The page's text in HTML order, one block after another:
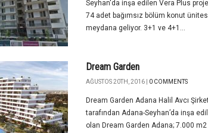
Seyhan'da inşa edilen Vera Plus
74 adet bağımsız bölüm konut
meydana geliyor. 3+1 ve 4+1...
Dream Garden
AĞUSTOS 20TH, 2016 | 0 COMMENTS
Dream Garden Adana Halil Avcı
tarafından Adana-Seyhan’da inşa
olan Dream Garden Adana; 7.000 m2